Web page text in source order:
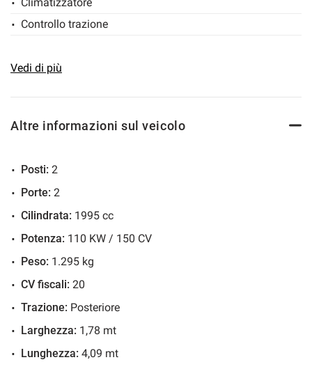
Controllo trazione
Fendinebbia
Specchietti laterali elettrici
Vedi di più
Altre informazioni sul veicolo
Posti: 2
Porte: 2
Cilindrata: 1995 cc
Potenza: 110 KW / 150 CV
Peso: 1.295 kg
CV fiscali: 20
Trazione: Posteriore
Larghezza: 1,78 mt
Lunghezza: 4,09 mt